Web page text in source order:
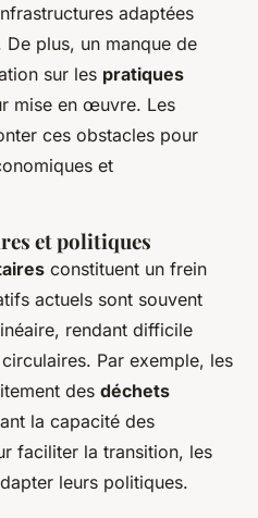
adaptées
plus, un manque de
sur les pratiques
mise en œuvre. Les
ces obstacles pour
et
et politiques
constituent un frein
actuels sont souvent
rendant difficile
Par exemple, les
des déchets
la capacité des
faciliter la transition, les
leurs politiques.